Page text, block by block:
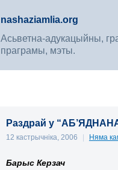
nashaziamlia.org
Асьветна-адукацыйны,
праграмы, мэты.
Раздрай у
12 кастрычніка, 2006 | Няма
Барыс Керзач